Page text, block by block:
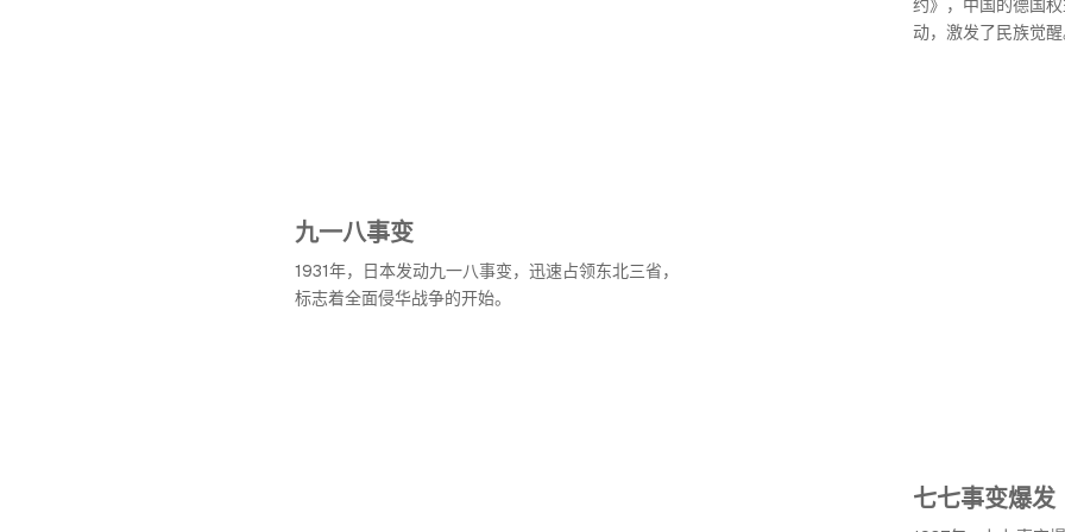
约》，中国的德国
动，激发了民族觉醒
九一八事变
1931年，日本发动九一八事变，迅速占领东北三省，
标志着全面侵华战争的开始。
七七事变爆发